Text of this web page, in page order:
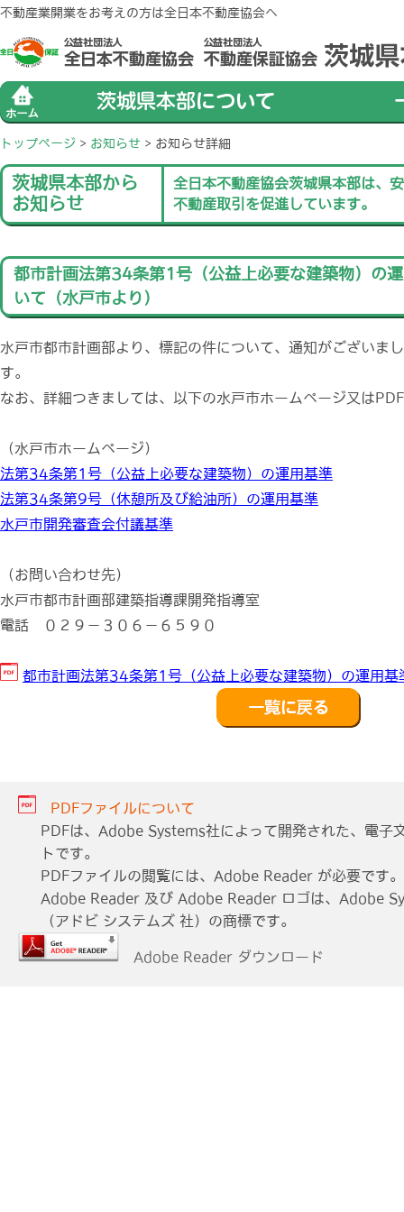
不動産業開業をお考えの方は全日本不動産協会へ
トップページ > お知らせ > お知らせ詳細
茨城県本部から
お知らせ
全日本不動産協会茨城県本部は、
不動産取引を促進しています。
都市計画法第34条第1号（公益上必要な建築物）の
いて（水戸市より）
水戸市都市計画部より、標記の件について、通知がございま
す。
なお、詳細つきましては、以下の水戸市ホームページ又は
（水戸市ホームページ）
法第34条第1号（公益上必要な建築物）の運用基準
法第34条第9号（休憩所及び給油所）の運用基準
水戸市開発審査会付議基準
（お問い合わせ先）
水戸市都市計画部建築指導課開発指導室
電話 ０２９－３０６－６５９０
都市計画法第34条第1号（公益上必要な建築物）の運用基
PDFファイルについて
PDFは、Adobe Systems社によって開発された、電子
トです。
PDFファイルの閲覧には、Adobe Reader が必要です。
Adobe Reader 及び Adobe Reader ロゴは、Adobe
（アドビ システムズ 社）の商標です。
Adobe Reader ダウンロード